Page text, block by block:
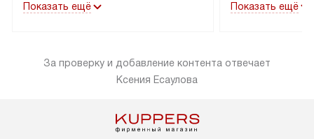
в пределах МКАД до подъезда,
«в наличии» может быть отправлен
покупателю в течение трех дней.
и другие регионы осуществляется
через транспортную компанию.
Показать ещё
подключается к
за пределы
Показать ещё
За проверку и добавление контента отвечает
Ксения Есаулова